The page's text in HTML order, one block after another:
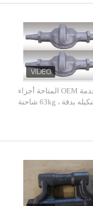
خدمة OEM المتاحة أجزاء
تشكيله بدقة ، 63kg شاحنة